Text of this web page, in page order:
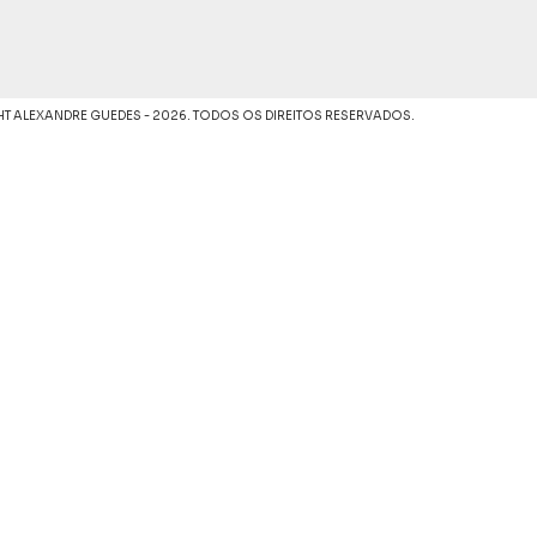
ALEXANDRE GUEDES - 2026. TODOS OS DIREITOS RESERVADOS.